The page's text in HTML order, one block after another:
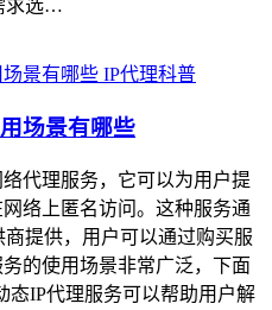
求选…
IP代理科普
场景有哪些
代理服务，它可以为用户提
络上匿名访问。这种服务通
提供，用户可以通过购买服
的使用场景非常广泛，下面
态IP代理服务可以帮助用户解